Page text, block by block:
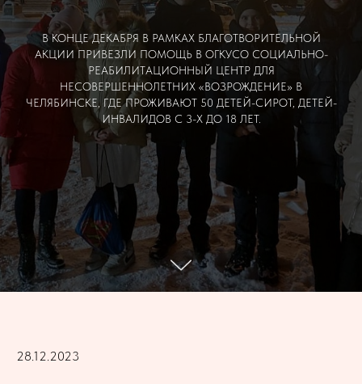
В КОНЦЕ ДЕКАБРЯ В РАМКАХ БЛАГОТВОРИТЕЛЬНОЙ
АКЦИИ ПРИВЕЗЛИ ПОМОЩЬ В ОГКУСО СОЦИАЛЬНО-
РЕАБИЛИТАЦИОННЫЙ ЦЕНТР ДЛЯ
НЕСОВЕРШЕННОЛЕТНИХ «ВОЗРОЖДЕНИЕ» В
ЧЕЛЯБИНСКЕ, ГДЕ ПРОЖИВАЮТ 50 ДЕТЕЙ-СИРОТ, ДЕТЕЙ-
ИНВАЛИДОВ С 3-Х ДО 18 ЛЕТ.
28.12.2023